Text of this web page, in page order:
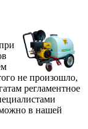
не произошло,
регламентное
можно в нашей